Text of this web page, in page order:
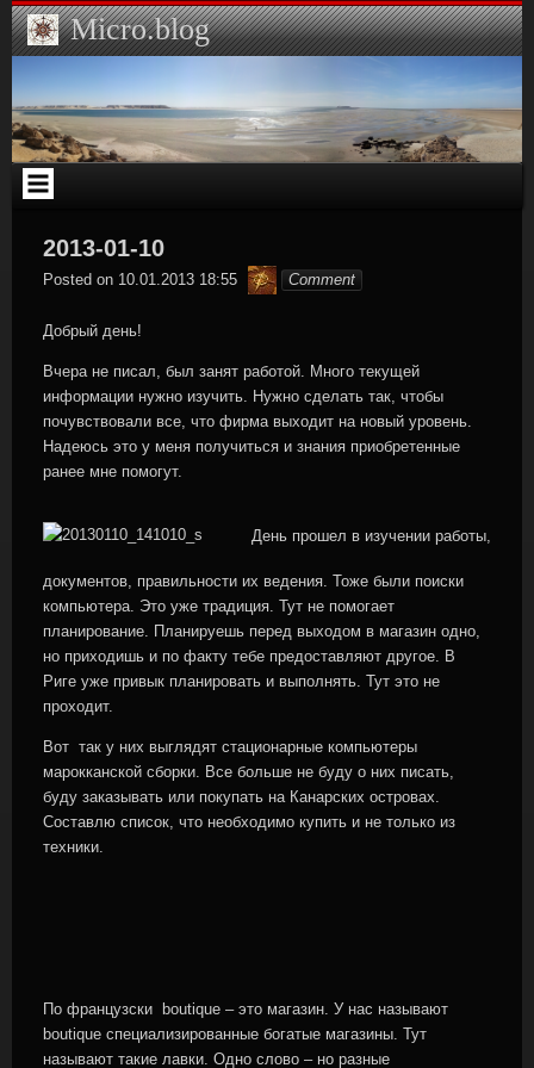
Skip
to
content
Micro.blog
2013-01-10
Posted on 10.01.2013 18:55 Hamilton
Comment
Добрый день!
Вчера не писал, был занят работой. Много текущей
информации нужно изучить. Нужно сделать так, чтобы
почувствовали все, что фирма выходит на новый уровень.
Надеюсь это у меня получиться и знания приобретенные
ранее мне помогут.
День прошел в изучении работы,
документов, правильности их ведения. Тоже были поиски
компьютера. Это уже традиция. Тут не помогает
планирование. Планируешь перед выходом в магазин одно,
но приходишь и по факту тебе предоставляют другое. В
Риге уже привык планировать и выполнять. Тут это не
проходит.
Вот так у них выглядят стационарные компьютеры
марокканской сборки. Все больше не буду о них писать,
буду заказывать или покупать на Канарских островах.
Составлю список, что необходимо купить и не только из
техники.
По французски boutique – это магазин. У нас называют
boutique специализированные богатые магазины. Тут
называют такие лавки. Одно слово – но разные